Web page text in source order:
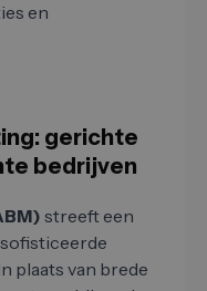
en
gerichte
bedrijven
streeft een
plaats van brede